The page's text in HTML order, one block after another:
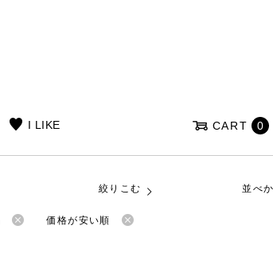
I LIKE CART 0
絞りこむ 並べ
価格が安い順